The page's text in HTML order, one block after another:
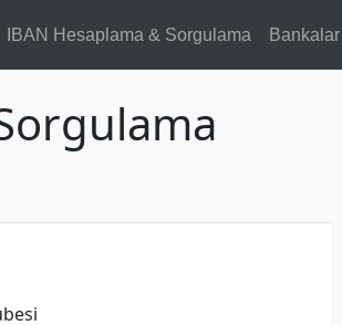
IBAN Hesaplama & Sorgulama Bankalar